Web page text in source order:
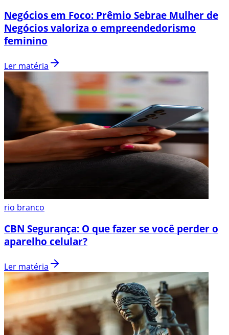
Negócios em Foco: Prêmio Sebrae Mulher de
Negócios valoriza o empreendedorismo
feminino
Ler matéria
rio branco
CBN Segurança: O que fazer se você perder o
aparelho celular?
Ler matéria